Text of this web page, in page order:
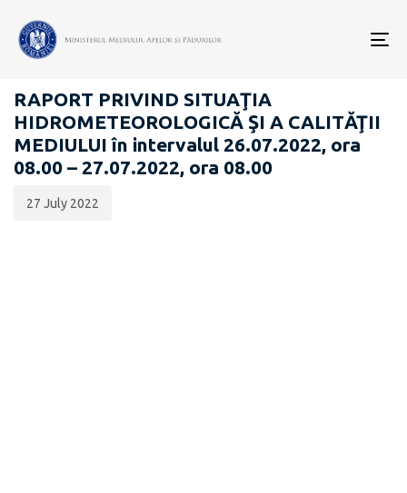
RAPOARTE ZILNICE STAREA MEDIULUI
RAPORT PRIVIND SITUAŢIA
HIDROMETEOROLOGICĂ ŞI A CALITĂŢII
MEDIULUI în intervalul 26.07.2022, ora
08.00 – 27.07.2022, ora 08.00
publicării:
27 July 2022